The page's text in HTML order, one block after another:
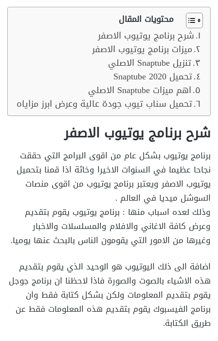
محتويات المقال
شرح برنامج يوتيوب الاصفر
ميزات برنامج يوتيوب الاصفر
تنزيل Snaptube الاصلي
تحميل Snaptube 2020
اهم ميزات Snaptube الاصلي
تحميل سناب تيوب جودة عالية وعرض ابرز مزاياه
شرح برنامج يوتيوب الاصفر
برنامج يوتيوب بشكل عام من اقوى البرامج التي حققت
نجاحا عظيما في السنوات الاخيرا وخاثة اذا قمنا بتحميل
يوتيوب الاصفر ويعتبر برنامج يوتيوب من اقوى منصات
السوشل ميديا في العالم .
وذلك لعده اسباب منها : برنامج يوتيوب يقوم بتقديم
وعرض كافة الاغاني والافلام والمسلسلات والاخبار
وغيرها من الامور التي يقومون الناس بالبحث عنها يوميا.
اضافة الى ذلك اليوتيوب هو الوحيد الذي يقوم بتقديم
هذه الاشياء بالصوت والصورة فاذا لاحظنا ان برنامج جوجل
يقوم بتقديم المعلومات ولكن بشكل كتابة فقط وان
برنامج الفيسبوك يقوم بتقديم هذه المعلومات فقط عن
طريق الكتابة.